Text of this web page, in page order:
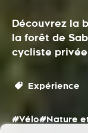
Découvrez la
la forêt de
cycliste privée
Expérience
#Vélo#Nature